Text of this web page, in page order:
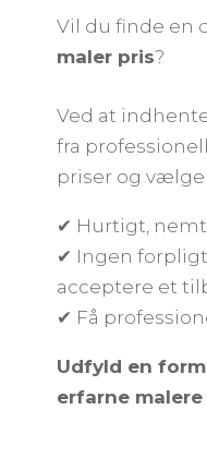
Vil du finde en
maler pris?
Ved at
fra
priser og
✔ Hurtigt,
✔ Ingen
acceptere et
✔ Få
Udfyld en
erfarne